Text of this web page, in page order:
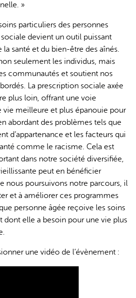
»
particuliers des personnes
devient un outil puissant
la santé et du bien-être des aînés.
seulement les individus, mais
communautés et soutient nos
La prescription sociale axée
plus loin, offrant une voie
vie meilleure et plus épanouie pour
abordant des problèmes tels que
d’appartenance et les facteurs qui
comme le racisme. Cela est
dans notre société diversifiée,
peut en bénéficier
nous poursuivons notre parcours, il
et à améliorer ces programmes
personne âgée reçoive les soins
dont elle a besoin pour une vie plus
une vidéo de l’évènement :